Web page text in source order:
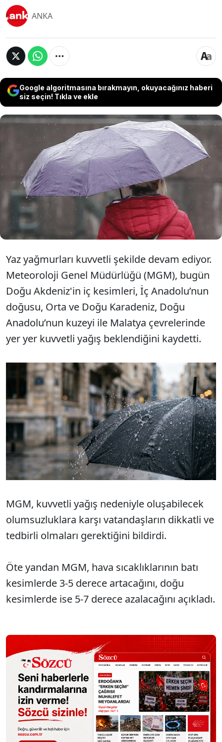
ANKA
Google algoritmasına bırakmayın, okuyacağınız haberi
siz seçin! Tıkla ve ekle
Meteoroloji, Doğu Akdeniz, İç Anadolu,
Orta ve Doğu Karadeniz ile Doğu
Anadolu’da yer yer kuvvetli yağış
beklendiğini belirterek, vatandaşları
uyardı.
Yaz yağmurları kuvvetli şekilde devam ediyor.
Meteoroloji Genel Müdürlüğü (MGM), bugün
Doğu Akdeniz'in iç kesimleri, İç Anadolu’nun
doğusu, Orta ve Doğu Karadeniz, Doğu
Anadolu’nun kuzeyi ile Malatya çevrelerinde
yer yer kuvvetli yağış beklendiğini kaydetti.
MGM, kuvvetli yağış nedeniyle oluşabilecek
olumsuzluklara karşı vatandaşların dikkatli ve
tedbirli olmaları gerektiğini bildirdi.
Öte yandan MGM, hava sıcaklıklarının batı
kesimlerde 3-5 derece artacağını, doğu
kesimlerde ise 5-7 derece azalacağını açıkladı.